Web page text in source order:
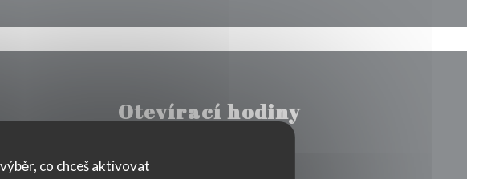
co chceš aktivovat
Otevírací hodiny